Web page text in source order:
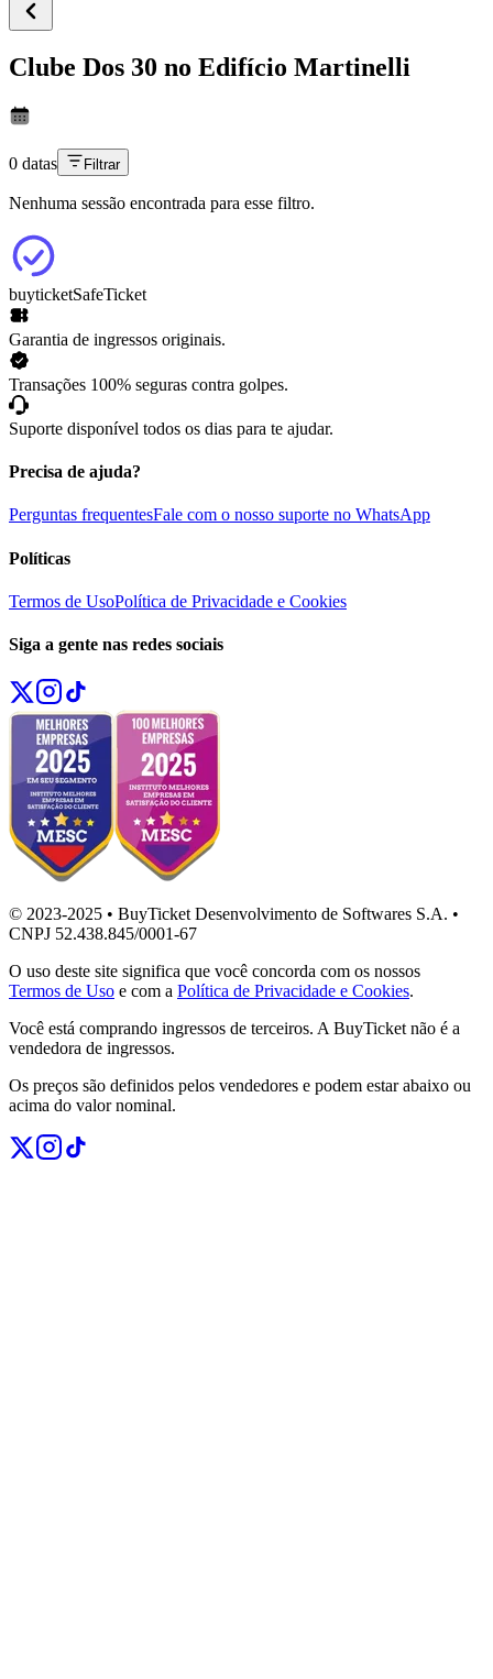
Clube Dos 30 no Edifício Martinelli
0 datas Filtrar
Nenhuma sessão encontrada para esse filtro.
buyticketSafeTicket
Garantia de ingressos originais.
Transações 100% seguras contra golpes.
Suporte disponível todos os dias para te ajudar.
Precisa de ajuda?
Perguntas frequentesFale com o nosso suporte no WhatsApp
Políticas
Termos de UsoPolítica de Privacidade e Cookies
Siga a gente nas redes sociais
© 2023-2025 • BuyTicket Desenvolvimento de Softwares S.A. •
CNPJ 52.438.845/0001-67
O uso deste site significa que você concorda com os nossos
Termos de Uso e com a Política de Privacidade e Cookies.
Você está comprando ingressos de terceiros. A BuyTicket não é a
vendedora de ingressos.
Os preços são definidos pelos vendedores e podem estar abaixo ou
acima do valor nominal.